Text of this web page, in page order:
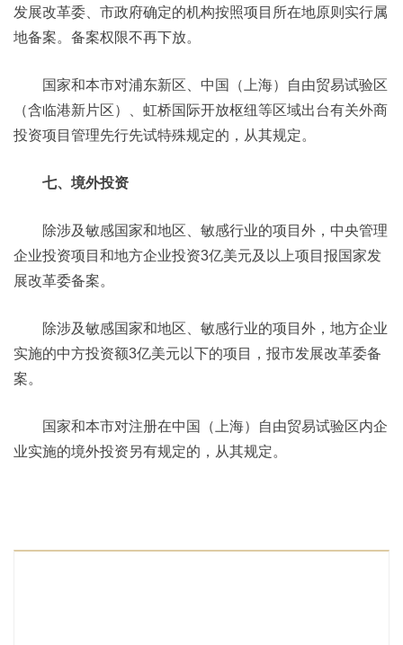
发展改革委、市政府确定的机构按照项目所在地原则实行属
地备案。备案权限不再下放。
国家和本市对浦东新区、中国（上海）自由贸易试验区
（含临港新片区）、虹桥国际开放枢纽等区域出台有关外商
投资项目管理先行先试特殊规定的，从其规定。
七、境外投资
除涉及敏感国家和地区、敏感行业的项目外，中央管理
企业投资项目和地方企业投资3亿美元及以上项目报国家发
展改革委备案。
除涉及敏感国家和地区、敏感行业的项目外，地方企业
实施的中方投资额3亿美元以下的项目，报市发展改革委备
案。
国家和本市对注册在中国（上海）自由贸易试验区内企
业实施的境外投资另有规定的，从其规定。